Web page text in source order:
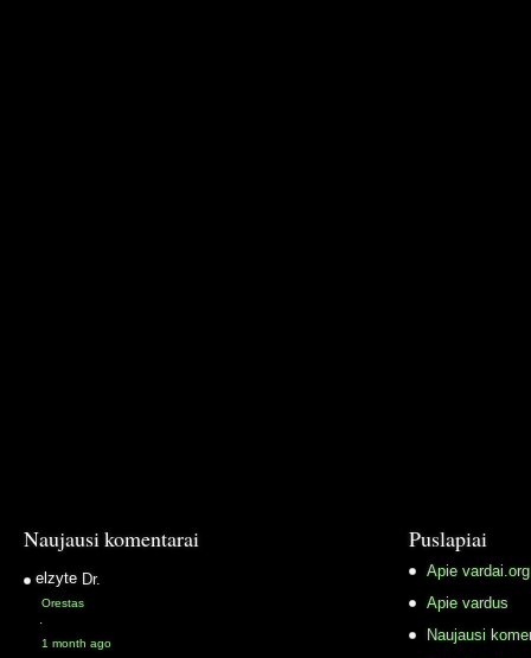
Naujausi komentarai
elzyte Dr.
Orestas
·
1 month ago
Puslapiai
Apie vardai.org
Apie vardus
Naujausi